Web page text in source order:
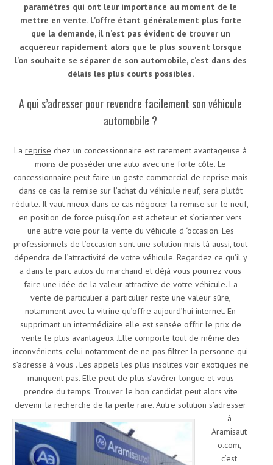
paramètres qui ont leur importance au moment de le
mettre en vente. L’offre étant généralement plus forte
que la demande, il n’est pas évident de trouver un
acquéreur rapidement alors que le plus souvent lorsque
l’on souhaite se séparer de son automobile, c’est dans des
délais les plus courts possibles.
A qui s’adresser pour revendre facilement son véhicule
automobile ?
La reprise chez un concessionnaire est rarement avantageuse à
moins de posséder une auto avec une forte côte. Le
concessionnaire peut faire un geste commercial de reprise mais
dans ce cas la remise sur l’achat du véhicule neuf, sera plutôt
réduite. Il vaut mieux dans ce cas négocier la remise sur le neuf,
en position de force puisqu’on est acheteur et s’orienter vers
une autre voie pour la vente du véhicule d ‘occasion. Les
professionnels de l’occasion sont une solution mais là aussi, tout
dépendra de l’attractivité de votre véhicule. Regardez ce qu’il y
a dans le parc autos du marchand et déjà vous pourrez vous
faire une idée de la valeur attractive de votre véhicule. La
vente de particulier à particulier reste une valeur sûre,
notamment avec la vitrine qu’offre aujourd’hui internet. En
supprimant un intermédiaire elle est sensée offrir le prix de
vente le plus avantageux .Elle comporte tout de même des
inconvénients, celui notamment de ne pas filtrer la personne qui
s’adresse à vous . Les appels les plus insolites voir exotiques ne
manquent pas. Elle peut de plus s’avérer longue et vous
prendre du temps. Trouver le bon candidat peut alors vite
devenir la recherche de la perle rare. Autre solution s’adresser
à
Aramisaut
o.com,
c’est